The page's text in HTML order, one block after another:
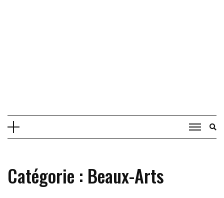
Catégorie : Beaux-Arts